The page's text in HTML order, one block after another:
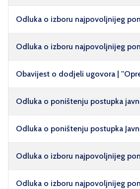
Odluka o izboru najpovoljnijeg
Odluka o izboru najpovoljnijeg
Obavijest o dodjeli ugovora |
Odluka o poništenju postupka
Odluka o poništenju postupka
Odluka o izboru najpovoljnijeg
Odluka o izboru najpovoljnijeg